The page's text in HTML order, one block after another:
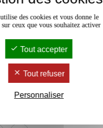
des cookies et vous donne le
ceux que vous souhaitez activer
Tout accepter
Tout refuser
Personnaliser